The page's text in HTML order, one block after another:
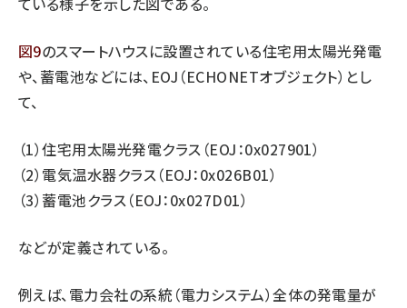
図9のスマートハウスに設置されている住宅用太陽光発電
や、蓄電池などには、EOJ（ECHONETオブジェクト）とし
て、
（1）住宅用太陽光発電クラス（EOJ：0x027901）
（2）電気温水器クラス（EOJ：0x026B01）
（3）蓄電池クラス（EOJ：0x027D01）
などが定義されている。
例えば、電力会社の系統（電力システム）全体の発電量が